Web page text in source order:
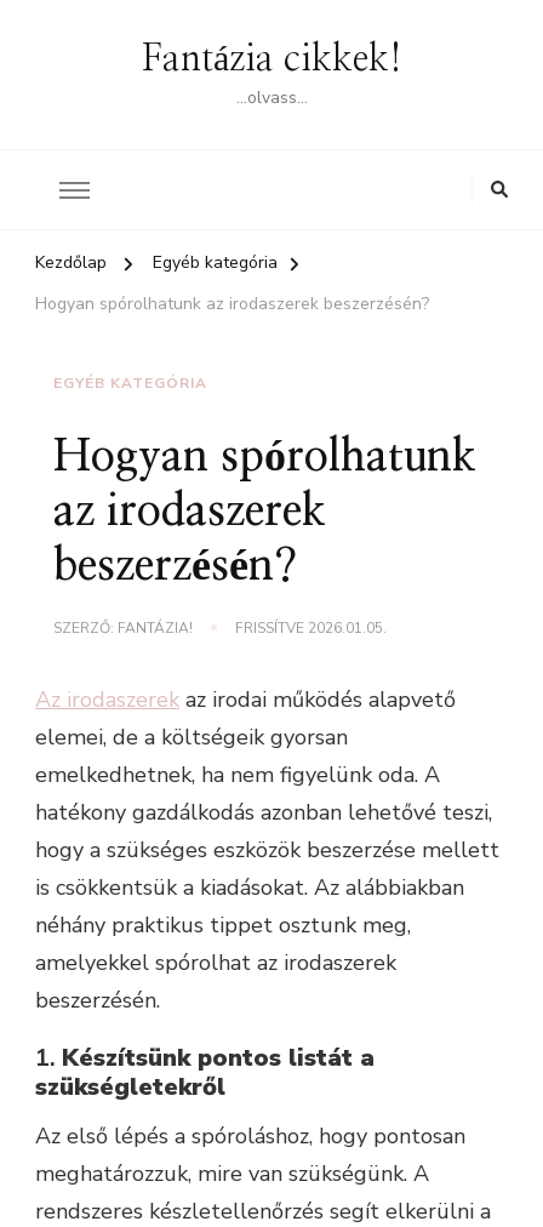
Fantázia cikkek!
…olvass…
Kezdőlap
Egyéb kategória
Hogyan spórolhatunk az irodaszerek beszerzésén?
EGYÉB KATEGÓRIA
Hogyan spórolhatunk
az irodaszerek
beszerzésén?
SZERZŐ: FANTÁZIA! FRISSÍTVE 2026.01.05.
Az irodaszerek az irodai működés alapvető
elemei, de a költségeik gyorsan
emelkedhetnek, ha nem figyelünk oda. A
hatékony gazdálkodás azonban lehetővé teszi,
hogy a szükséges eszközök beszerzése mellett
is csökkentsük a kiadásokat. Az alábbiakban
néhány praktikus tippet osztunk meg,
amelyekkel spórolhat az irodaszerek
beszerzésén.
1. Készítsünk pontos listát a
szükségletekről
Az első lépés a spóroláshoz, hogy pontosan
meghatározzuk, mire van szükségünk. A
rendszeres készletellenőrzés segít elkerülni a